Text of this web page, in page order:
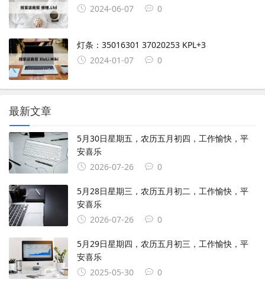
2024-06-07
0
灯条：35016301 37020253 KPL+3
2024-01-07
0
最新文章
5月30日星期五，农历五月初四，工作愉快，平
安喜乐
2026-07-26
0
5月28日星期三，农历五月初二，工作愉快，平
安喜乐
2026-07-26
0
5月29日星期四，农历五月初三，工作愉快，平
安喜乐
2025-05-30
0